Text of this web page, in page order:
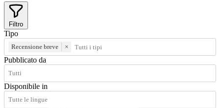
Filtro
Tipo
Recensione breve ×
Pubblicato da
Disponibile in